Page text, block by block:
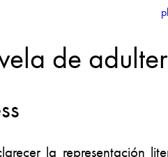
de
la representación